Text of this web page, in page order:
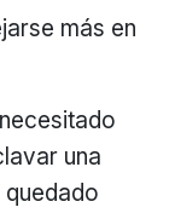
más en
una